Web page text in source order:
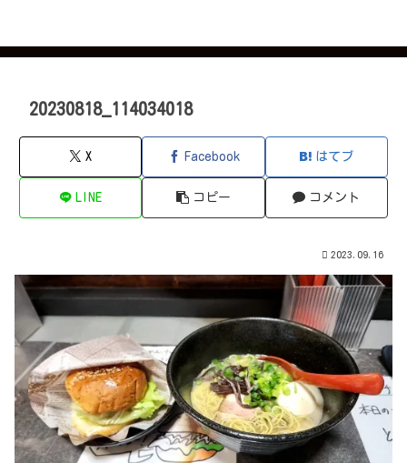
20230818_114034018
X Facebook はてブ
LINE コピー コメント
2023.09.16